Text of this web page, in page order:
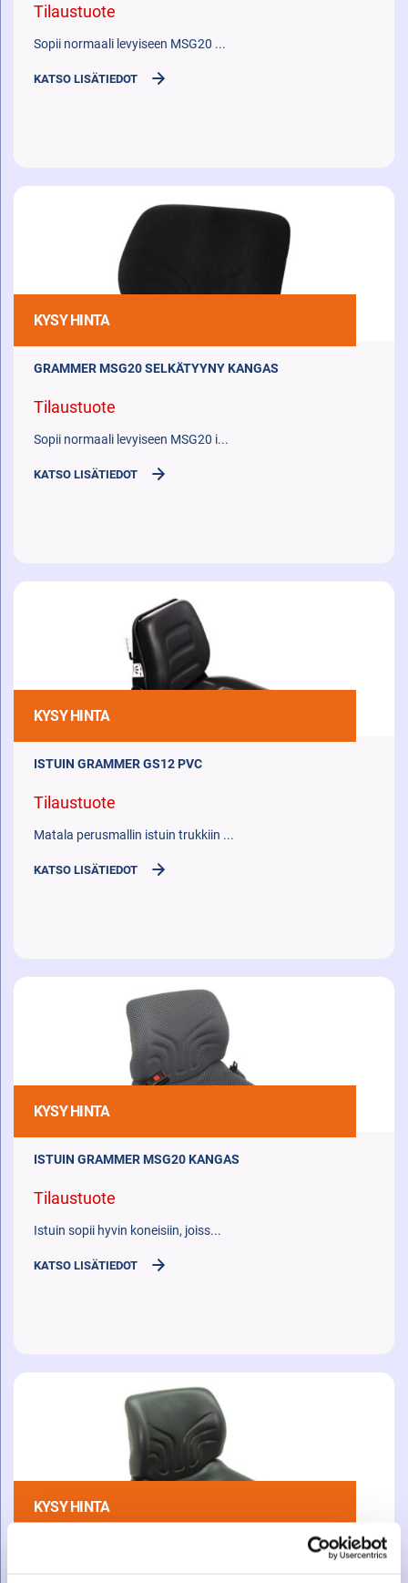
Tilaustuote
Sopii normaali levyiseen MSG20 ...
KATSO LISÄTIEDOT
KYSY HINTA
GRAMMER MSG20 SELKÄTYYNY KANGAS
Tilaustuote
Sopii normaali levyiseen MSG20 i...
KATSO LISÄTIEDOT
KYSY HINTA
ISTUIN GRAMMER GS12 PVC
Tilaustuote
Matala perusmallin istuin trukkiin ...
KATSO LISÄTIEDOT
KYSY HINTA
ISTUIN GRAMMER MSG20 KANGAS
Tilaustuote
Istuin sopii hyvin koneisiin, joiss...
KATSO LISÄTIEDOT
KYSY HINTA